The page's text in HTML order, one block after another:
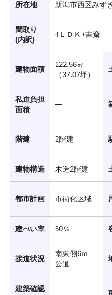
所在地 新潟市西区みず
間取り
(内訳)
4ＬＤＫ+書斎
建物面積
122.56㎡
（37.07坪）
私道負担
面積
―
階建 2階建
建物構造 木造2階建
都市計画 市街化区域
建ぺい率 60％
接道状況
南東側6ｍ
公道
建築確認
―